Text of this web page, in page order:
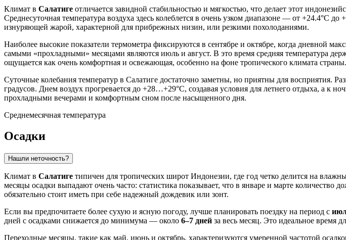
Климат в Салатиге отличается завидной стабильностью и мягкостью, что делает этот
Среднесуточная температура воздуха здесь колеблется в очень узком диапазоне — от +24.4°C
изнуряющей жарой, характерной для прибрежных низин, или резкими похолоданиями.
Наиболее высокие показатели термометра фиксируются в сентябре и октябре, когда дневной
самыми «прохладными» месяцами являются июль и август. В это время средняя температура
ощущается как очень комфортная и освежающая, особенно на фоне тропического климата страны.
Суточные колебания температур в Салатиге достаточно заметны, но приятны для
градусов. Днем воздух прогревается до +28…+29°C, создавая условия для летнего отдыха, а к
прохладными вечерами и комфортным сном после насыщенного дня.
Среднемесячная температура
Осадки
Нашли неточность?
Климат в Салатиге типичен для тропических широт Индонезии, где год четко делится на
месяцы осадки выпадают очень часто: статистика показывает, что в январе и марте количество
обязательно стоит иметь при себе надежный дождевик или зонт.
Если вы предпочитаете более сухую и ясную погоду, лучше планировать поездку на период с
дней с осадками снижается до минимума — около 6–7 дней за весь месяц. Это идеальное время
Переходные месяцы, такие как май, июнь и октябрь, характеризуются умеренной частотой